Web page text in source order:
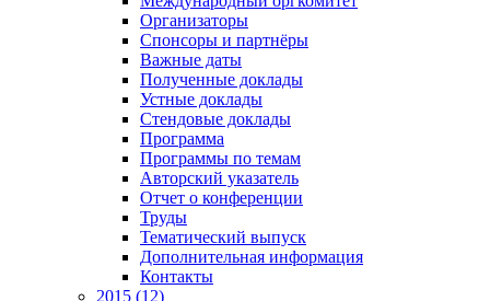
Организаторы
Спонсоры и партнёры
Важные даты
Полученные доклады
Устные доклады
Стендовые доклады
Программа
Программы по темам
Авторский указатель
Отчет о конференции
Труды
Тематический выпуск
Дополнительная информация
Контакты
2015 (12)